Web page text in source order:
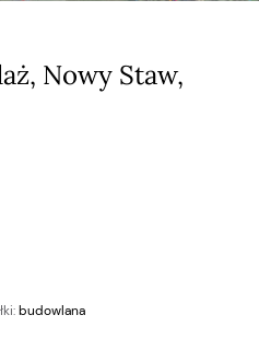
Nowy Staw,
budowlana